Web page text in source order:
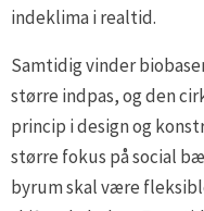
indeklima i realtid.
Samtidig vinder
større indpas, og den
princip i design og
større fokus på social
byrum skal være